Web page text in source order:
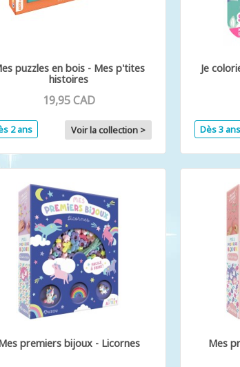
puzzles en bois - Mes p'tites
histoires
19,95 CAD
2 ans Voir la collection >
Je
Dès 3 ans
premiers bijoux - Licornes Mes